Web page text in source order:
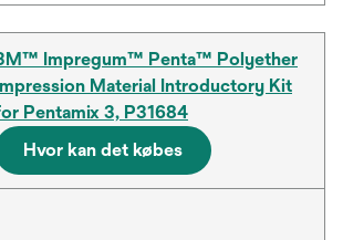
Impregum™ Penta™ Polyether
Material Introductory Kit
Pentamix 3, P31684
Hvor kan det købes